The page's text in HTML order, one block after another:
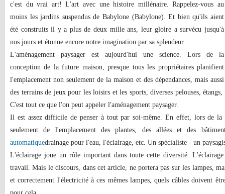
c'est du vrai art! L'art avec une histoire millénaire. Rappelez-vous au
moins les jardins suspendus de Babylone (Babylone). Et bien qu'ils aient
été construits il y a plus de deux mille ans, leur gloire a survécu jusqu'à
nos jours et étonne encore notre imagination par sa splendeur.
L'aménagement paysager est aujourd'hui une science. Lors de la
conception de la future maison, presque tous les propriétaires planifient
l'emplacement non seulement de la maison et des dépendances, mais aussi
des terrains de jeux pour les loisirs et les sports, diverses pelouses,
C'est tout ce que l'on peut appeler l'aménagement paysager.
Il est assez difficile de penser à tout par soi-même. En effet, lors de
seulement de l'emplacement des plantes, des allées et des
automatiquedrainage pour l'eau, l'éclairage, etc. Un spécialiste - un
L'éclairage joue un rôle important dans toute cette diversité.
travail. Mais le discours, dans cet article, ne portera pas sur les lampes,
et correctement l'électricité à ces mêmes lampes, quels câbles doivent